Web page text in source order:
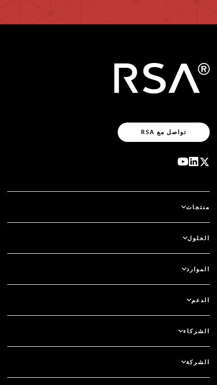
تواصل مع RSA
منتجات
سكيور آي دي (SecurID)
الحلول
المصادقة متعددة العوامل
الخدمات المالية
الموارد
المدونة
الدعم
دعم العملاء
الشركاء
كن شريكًا
الشركة